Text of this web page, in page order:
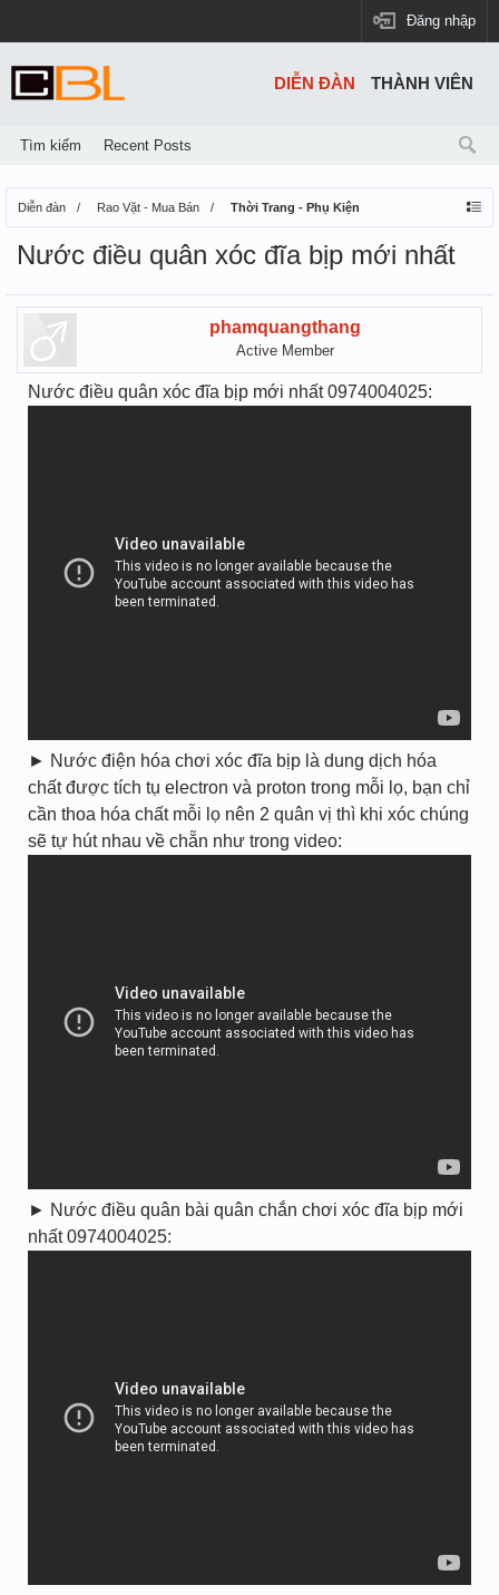
Đăng nhập
Diễn đàn Rao Vặt - Mua Bán Thời Trang - Phụ Kiện
Nước điều quân xóc đĩa bịp mới nhất
phamquangthang
Active Member
Nước điều quân xóc đĩa bịp mới nhất 0974004025:
► Nước điện hóa chơi xóc đĩa bịp là dung dịch hóa
chất được tích tụ electron và proton trong mỗi lọ, bạn chỉ
cần thoa hóa chất mỗi lọ nên 2 quân vị thì khi xóc chúng
sẽ tự hút nhau về chẵn như trong video:
► Nước điều quân bài quân chắn chơi xóc đĩa bịp mới
nhất 0974004025:
DIỄN ĐÀN
Tìm kiếm Recent Posts
THÀNH VIÊN